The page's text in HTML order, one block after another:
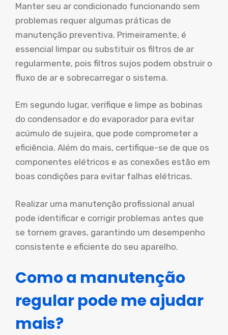
Manter seu ar condicionado funcionando sem
problemas requer algumas práticas de
manutenção preventiva. Primeiramente, é
essencial limpar ou substituir os filtros de ar
regularmente, pois filtros sujos podem obstruir o
fluxo de ar e sobrecarregar o sistema.
Em segundo lugar, verifique e limpe as bobinas
do condensador e do evaporador para evitar
acúmulo de sujeira, que pode comprometer a
eficiência. Além do mais, certifique-se de que os
componentes elétricos e as conexões estão em
boas condições para evitar falhas elétricas.
Realizar uma manutenção profissional anual
pode identificar e corrigir problemas antes que
se tornem graves, garantindo um desempenho
consistente e eficiente do seu aparelho.
Como a manutenção
regular pode me ajudar
mais?